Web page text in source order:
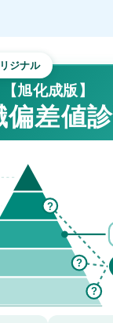
ジナル
【旭化成版】
偏差値
?
?
?